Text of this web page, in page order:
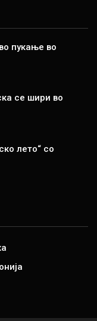
пукање во
се шири во
лето“ со